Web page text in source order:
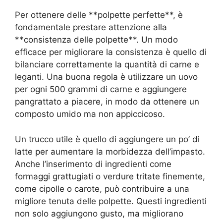
Per ottenere delle **polpette perfette**, è
fondamentale prestare attenzione alla
**consistenza delle polpette**. Un modo
efficace per migliorare la consistenza è quello di
bilanciare correttamente la quantità di carne e
leganti. Una buona regola è utilizzare un uovo
per ogni 500 grammi di carne e aggiungere
pangrattato a piacere, in modo da ottenere un
composto umido ma non appiccicoso.
Un trucco utile è quello di aggiungere un po’ di
latte per aumentare la morbidezza dell’impasto.
Anche l’inserimento di ingredienti come
formaggi grattugiati o verdure tritate finemente,
come cipolle o carote, può contribuire a una
migliore tenuta delle polpette. Questi ingredienti
non solo aggiungono gusto, ma migliorano